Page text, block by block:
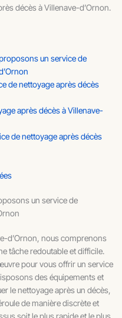
décès à Villenave-d’Ornon.
un service de
de nettoyage après décès
après décès à Villenave-
de nettoyage après décès
un service de
d’Ornon, nous comprenons
tâche redoutable et difficile.
pour vous offrir un service
des équipements et
le nettoyage après un décès,
de manière discrète et